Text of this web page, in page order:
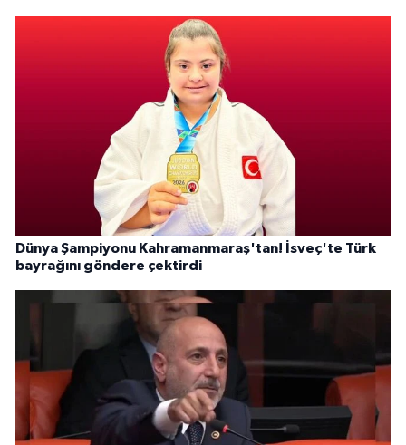
Dünya Şampiyonu Kahramanmaraş'tan! İsveç'te Türk
bayrağını göndere çektirdi